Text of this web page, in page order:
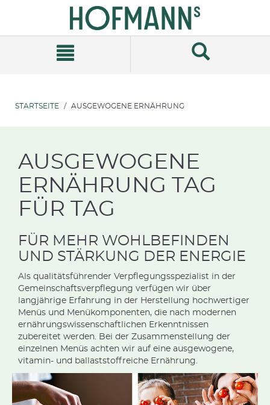
Navigationsmenü
STARTSEITE AUSGEWOGENE ERNÄHRUNG
AUSGEWOGENE
ERNÄHRUNG TAG
FÜR TAG
FÜR MEHR WOHLBEFINDEN
UND STÄRKUNG DER ENERGIE
Als qualitätsführender Verpflegungsspezialist in der
Gemeinschaftsverpflegung verfügen wir über
langjährige Erfahrung in der Herstellung hochwertiger
Menüs und Menükomponenten, die nach modernen
ernährungswissenschaftlichen Erkenntnissen
zubereitet werden. Bei der Zusammenstellung der
einzelnen Menüs achten wir auf eine ausgewogene,
vitamin- und ballaststoffreiche Ernährung.